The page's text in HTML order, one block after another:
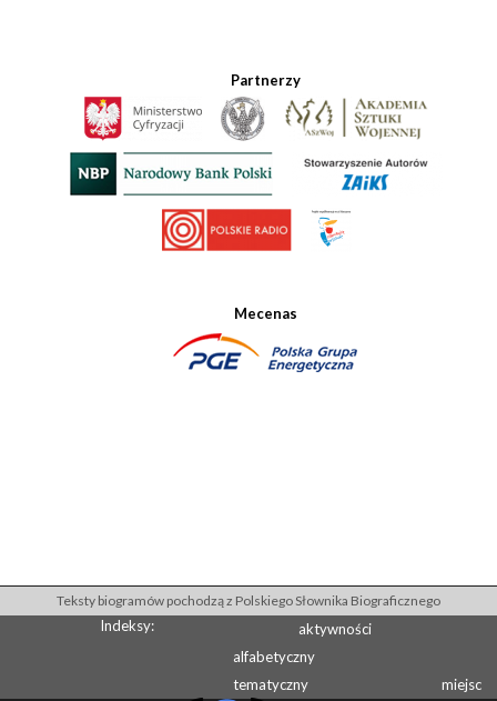
Partnerzy
Mecenas
Teksty biogramów pochodzą z Polskiego Słownika Biograficznego
Indeksy:
aktywności
alfabetyczny
tematyczny
miejsc